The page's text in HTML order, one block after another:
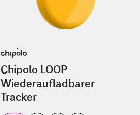
Chipolo LOOP
Wiederaufladbarer
Tracker